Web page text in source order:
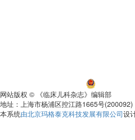
网站版权 © 《临床儿科杂志》编辑部
地址：上海市杨浦区控江路1665号
本系统由北京玛格泰克科技发展有限公司设